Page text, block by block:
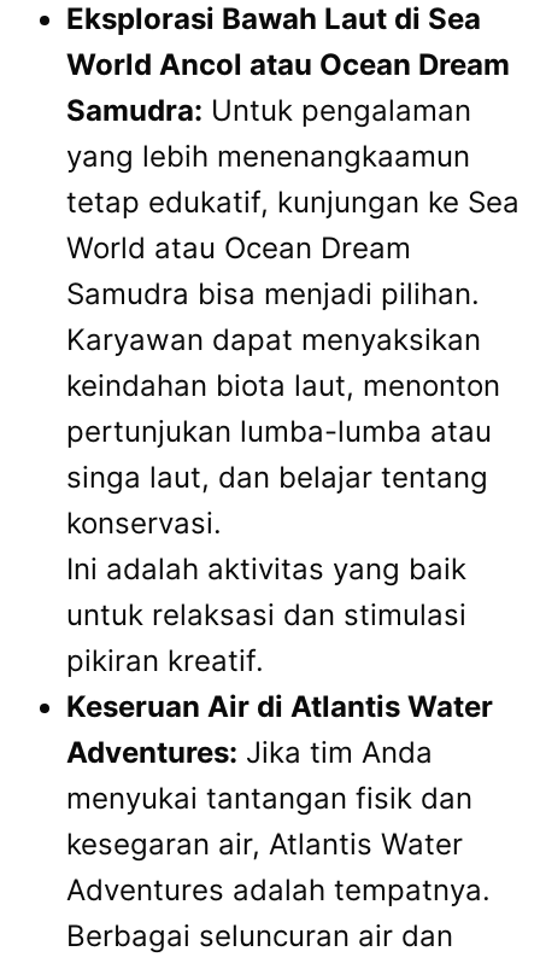
Eksplorasi Bawah Laut di Sea
World Ancol atau Ocean Dream
Samudra: Untuk pengalaman
yang lebih menenangkaamun
tetap edukatif, kunjungan ke Sea
World atau Ocean Dream
Samudra bisa menjadi pilihan.
Karyawan dapat menyaksikan
keindahan biota laut, menonton
pertunjukan lumba-lumba atau
singa laut, dan belajar tentang
konservasi.
Ini adalah aktivitas yang baik
untuk relaksasi dan stimulasi
pikiran kreatif.
Keseruan Air di Atlantis Water
Adventures: Jika tim Anda
menyukai tantangan fisik dan
kesegaran air, Atlantis Water
Adventures adalah tempatnya.
Berbagai seluncuran air dan